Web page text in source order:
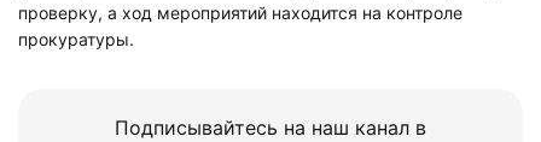
проверку, а ход мероприятий находится на контроле
прокуратуры.
Подписывайтесь на наш канал в